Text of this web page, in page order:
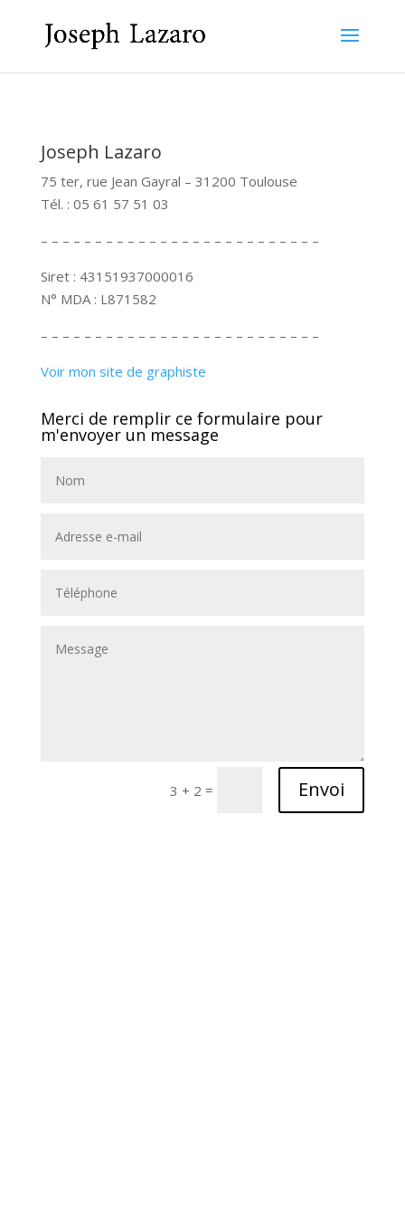
Joseph Lazaro
75 ter, rue Jean Gayral – 31200 Toulouse
Tél. : 05 61 57 51 03
– – – – – – – – – – – – – – – – – – – – – – – – – –
Siret : 43151937000016
N° MDA : L871582
– – – – – – – – – – – – – – – – – – – – – – – – – –
Voir mon site de graphiste
Merci de remplir ce formulaire pour
m'envoyer un message
3 + 2 = Envoi